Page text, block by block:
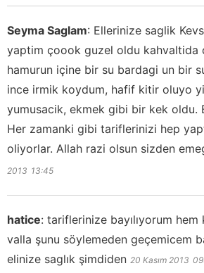
Seyma Saglam: Ellerinize saglik
yaptim çoook guzel oldu kahvaltida
hamurun içine bir su bardagi un bir
ince irmik koydum, hafif kitir oluyo
yumusacik, ekmek gibi bir kek oldu.
Her zamanki gibi tariflerinizi hep
oliyorlar. Allah razi olsun sizden
2013 13:45
hatice: tariflerinize bayılıyorum
valla şunu söylemeden geçemicem
elinize saglık şimdiden 20 Kasım 2013